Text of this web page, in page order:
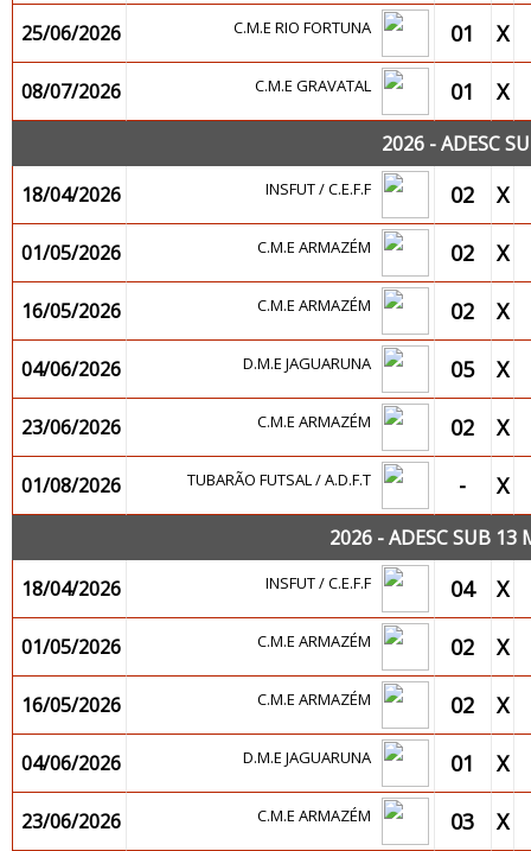
25/06/2026 C.M.E RIO FORTUNA 01 X
08/07/2026 C.M.E GRAVATAL 01 X
2026 - ADESC
18/04/2026
INSFUT / C.E.F.F 02 X
01/05/2026 C.M.E ARMAZÉM 02 X
16/05/2026 C.M.E ARMAZÉM 02 X
04/06/2026 D.M.E JAGUARUNA 05 X
23/06/2026 C.M.E ARMAZÉM 02 X
01/08/2026 TUBARÃO FUTSAL / A.D.F.T - X
2026 - ADESC SUB 13
18/04/2026
INSFUT / C.E.F.F 04 X
01/05/2026 C.M.E ARMAZÉM 02 X
16/05/2026 C.M.E ARMAZÉM 02 X
04/06/2026 D.M.E JAGUARUNA 01 X
23/06/2026 C.M.E ARMAZÉM 03 X